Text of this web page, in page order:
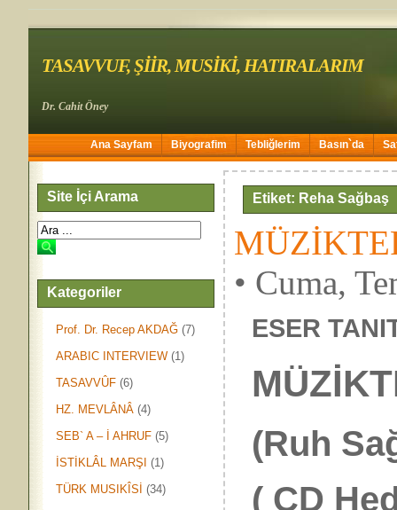
TASAVVUF, ŞİİR, MUSİKİ, HATIRALARIM
Dr. Cahit Öney
Ana Sayfam Biyografim Tebliğlerim Basın`da
Site İçi Arama
Kategoriler
Prof. Dr. Recep AKDAĞ (7)
ARABIC INTERVIEW (1)
TASAVVÛF (6)
HZ. MEVLÂNÂ (4)
SEB` A – İ AHRUF (5)
İSTİKLÂL MARŞI (1)
TÜRK MUSIKÎSİ (34)
Etiket: Reha Sağbaş
• Cuma,
ESER
(Ruh
( CD